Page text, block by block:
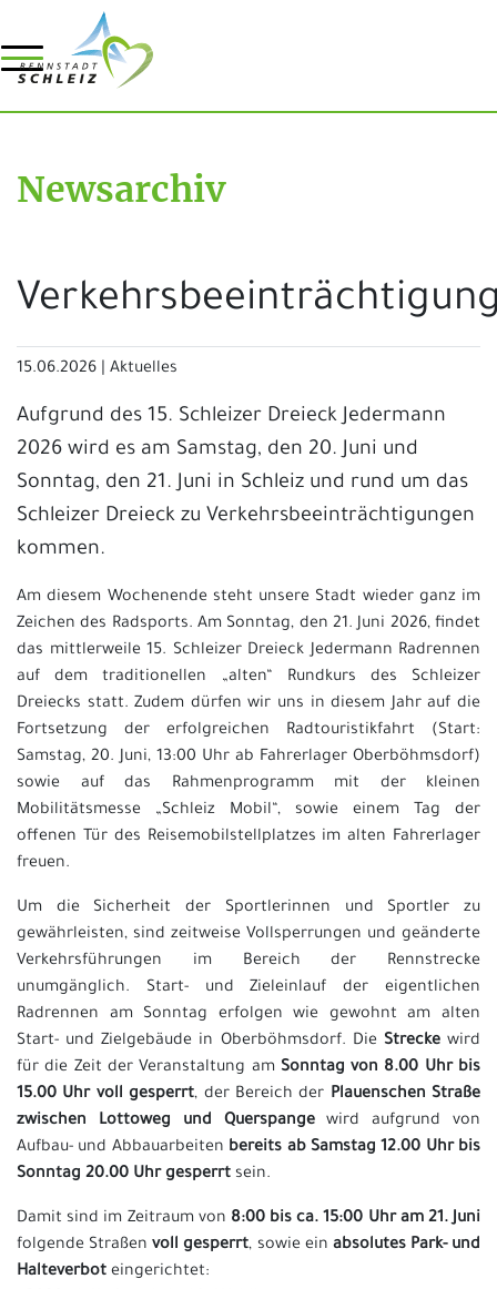
Newsarchiv
15.06.2026 Aktuelles
Aufgrund des 15. Schleizer Dreieck Jedermann
2026 wird es am Samstag, den 20. Juni und
Sonntag, den 21. Juni in Schleiz und rund um das
Schleizer Dreieck zu Verkehrsbeeinträchtigungen
kommen.
Am diesem Wochenende steht unsere Stadt wieder ganz im
Zeichen des Radsports. Am Sonntag, den 21. Juni 2026, findet
das mittlerweile 15. Schleizer Dreieck Jedermann Radrennen
auf dem traditionellen „alten“ Rundkurs des Schleizer
Dreiecks statt. Zudem dürfen wir uns in diesem Jahr auf die
Fortsetzung der erfolgreichen Radtouristikfahrt (Start:
Samstag, 20. Juni, 13:00 Uhr ab Fahrerlager Oberböhmsdorf)
sowie auf das Rahmenprogramm mit der kleinen
Mobilitätsmesse „Schleiz Mobil“, sowie einem Tag der
offenen Tür des Reisemobilstellplatzes im alten Fahrerlager
freuen.
Um die Sicherheit der Sportlerinnen und Sportler zu
gewährleisten, sind zeitweise Vollsperrungen und geänderte
Verkehrsführungen im Bereich der Rennstrecke
unumgänglich. Start- und Zieleinlauf der eigentlichen
Radrennen am Sonntag erfolgen wie gewohnt am alten
Start- und Zielgebäude in Oberböhmsdorf. Die Streckewird
für die Zeit der Veranstaltung am Sonntag von 8.00 Uhr bis
15.00 Uhr voll gesperrt, der Bereich der Plauenschen Straße
zwischen Lottoweg und Querspangewird aufgrund von
Aufbau- und Abbauarbeiten bereits ab Samstag 12.00 Uhr bis
Sonntag 20.00 Uhr gesperrt sein.
Damit sind im Zeitraum von 8:00 bis ca. 15:00 Uhr am 21. Juni
folgende Straßenvoll gesperrt, sowie ein absolutes Park- und
Halteverbot eingerichtet: